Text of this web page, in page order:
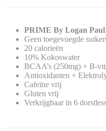
PRIME By Logan
Geen toegevoegde
20 calorieën
10% Kokoswater​
BCAA’s (250mg) + B-
Antioxidanten +
Cafeïne vrij
Gluten vrij
Verkrijgbaar in 6